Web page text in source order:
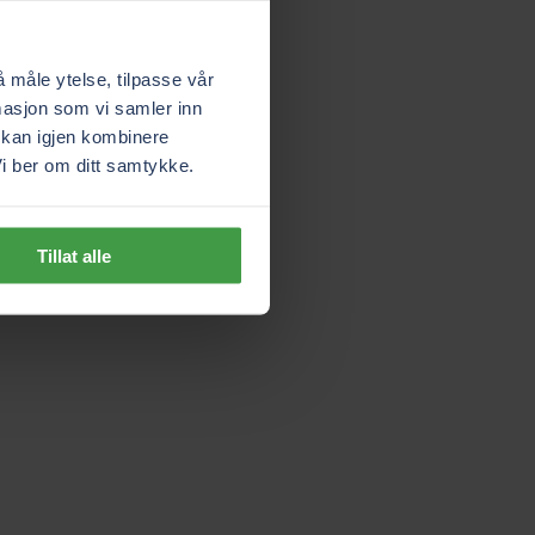
måle ytelse, tilpasse vår
som vi samler inn
igjen kombinere
ber om ditt samtykke.
Tillat alle